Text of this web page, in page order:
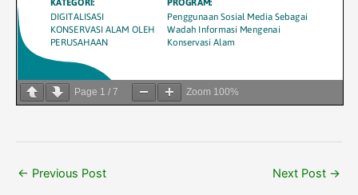
Page 1 / 7 Zoom 100%
← Previous Post Next Post →